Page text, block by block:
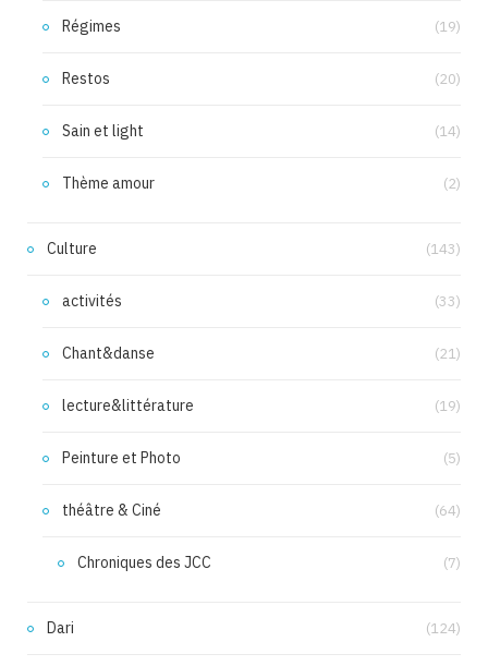
Régimes (19)
Restos (20)
Sain et light (14)
Thème amour (2)
Culture (143)
activités (33)
Chant&danse (21)
lecture&littérature (19)
Peinture et Photo (5)
théâtre & Ciné (64)
Chroniques des JCC (7)
Dari (124)